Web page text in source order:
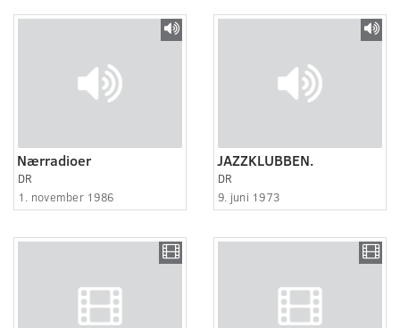
Nærradioer
DR
1. november 1986
JAZZKLUBBEN.
DR
9. juni 1973